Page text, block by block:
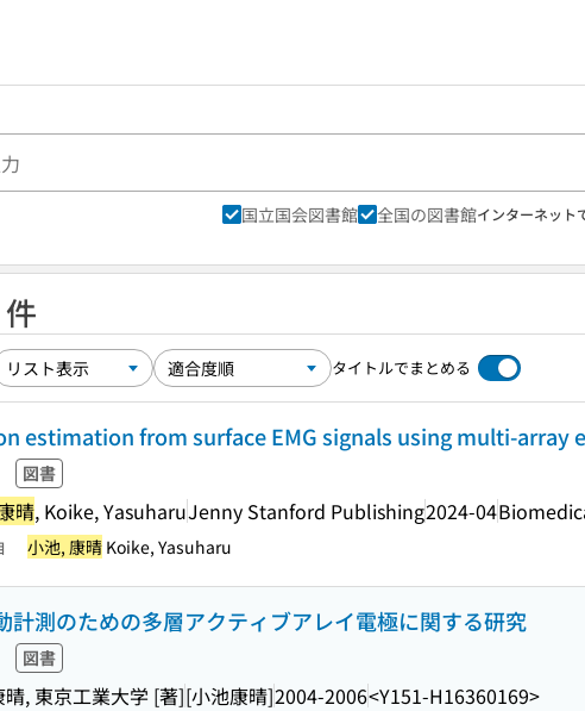
国立国会図書館 全国の図書館インターネット
タイトルでまとめる
estimation from surface EMG signals using multi-array
図書
晴, Koike, YasuharuJenny Stanford Publishing2024-04
小池, 康晴 Koike, Yasuharu
計測のための多層アクティブアレイ電極に関する研究
図書
, 東京工業大学 [著][小池康晴]2004-2006<Y151-H16360169>